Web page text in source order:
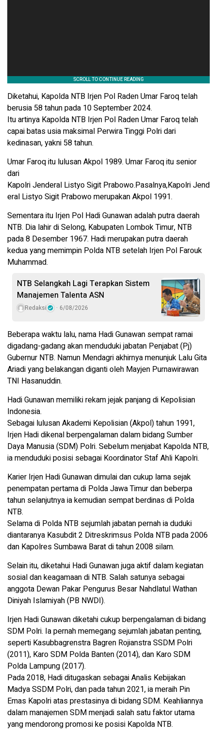
Diketahui, Kapolda NTB Irjen Pol Raden Umar Faroq telah
berusia 58 tahun pada 10 September 2024.
Itu artinya Kapolda NTB Irjen Pol Raden Umar Faroq telah
capai batas usia maksimal Perwira Tinggi Polri dari
kedinasan, yakni 58 tahun.
Umar Faroq itu lulusan Akpol 1989. Umar Faroq itu senior
dari
Kapolri Jenderal Listyo Sigit Prabowo.Pasalnya,Kapolri Jend
eral Listyo Sigit Prabowo merupakan Akpol 1991.
Sementara itu Irjen Pol Hadi Gunawan adalah putra daerah
NTB. Dia lahir di Selong, Kabupaten Lombok Timur, NTB
pada 8 Desember 1967. Hadi merupakan putra daerah
kedua yang memimpin Polda NTB setelah Irjen Pol Farouk
Muhammad.
NTB Selangkah Lagi Terapkan Sistem
Manajemen Talenta ASN
Redaksi 6/08/2026
Beberapa waktu lalu, nama Hadi Gunawan sempat ramai
digadang-gadang akan menduduki jabatan Penjabat (Pj)
Gubernur NTB. Namun Mendagri akhirnya menunjuk Lalu Gita
Ariadi yang belakangan diganti oleh Mayjen Purnawirawan
TNI Hasanuddin.
Hadi Gunawan memiliki rekam jejak panjang di Kepolisian
Indonesia.
Sebagai lulusan Akademi Kepolisian (Akpol) tahun 1991,
Irjen Hadi dikenal berpengalaman dalam bidang Sumber
Daya Manusia (SDM) Polri. Sebelum menjabat Kapolda NTB,
ia menduduki posisi sebagai Koordinator Staf Ahli Kapolri.
Karier Irjen Hadi Gunawan dimulai dan cukup lama sejak
penempatan pertama di Polda Jawa Timur dan beberpa
tahun selanjutnya ia kemudian sempat berdinas di Polda
NTB.
Selama di Polda NTB sejumlah jabatan pernah ia duduki
diantaranya Kasubdit 2 Ditreskrimsus Polda NTB pada 2006
dan Kapolres Sumbawa Barat di tahun 2008 silam.
Selain itu, diketahui Hadi Gunawan juga aktif dalam kegiatan
sosial dan keagamaan di NTB. Salah satunya sebagai
anggota Dewan Pakar Pengurus Besar Nahdlatul Wathan
Diniyah Islamiyah (PB NWDI).
Irjen Hadi Gunawan diketahi cukup berpengalaman di bidang
SDM Polri. Ia pernah memegang sejumlah jabatan penting,
seperti Kasubbagrenstra Bagren Rojianstra SSDM Polri
(2011), Karo SDM Polda Banten (2014), dan Karo SDM
Polda Lampung (2017).
Pada 2018, Hadi ditugaskan sebagai Analis Kebijakan
Madya SSDM Polri, dan pada tahun 2021, ia meraih Pin
Emas Kapolri atas prestasinya di bidang SDM. Keahliannya
dalam manajemen SDM menjadi salah satu faktor utama
yang mendorong promosi ke posisi Kapolda NTB.